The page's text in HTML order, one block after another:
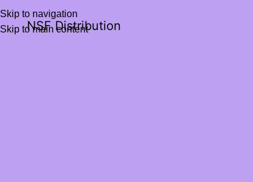
Skip to navigation
Skip to main content
NSF Distribution